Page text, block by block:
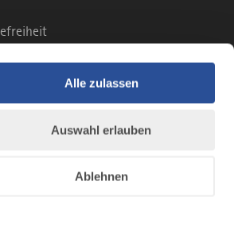
Alle zulassen
Auswahl erlauben
Ablehnen